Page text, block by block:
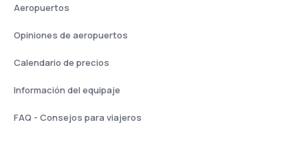
Aeropuertos
Opiniones de aeropuertos
Calendario de precios
Información del equipaje
FAQ - Consejos para viajeros